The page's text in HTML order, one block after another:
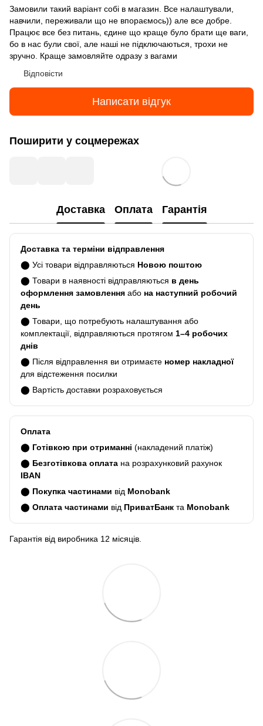
Замовили такий варіант собі в магазин. Все налаштували,
навчили, переживали що не впораємось)) але все добре.
Працює все без питань, єдине що краще було брати ще ваги,
бо в нас були свої, але наші не підключаються, трохи не
зручно. Краще замовляйте одразу з вагами
Відповісти
Написати відгук
Поширити у соцмережах
Доставка Оплата Гарантія
Доставка та терміни відправлення
⬤ Усі товари відправляються Новою поштою
⬤ Товари в наявності відправляються в день
оформлення замовлення або на наступний робочий
день
⬤ Товари, що потребують налаштування або
комплектації, відправляються протягом 1–4 робочих
днів
⬤ Після відправлення ви отримаєте номер накладної
для відстеження посилки
⬤ Вартість доставки розраховується
Оплата
⬤ Готівкою при отриманні (накладений платіж)
⬤ Безготівкова оплата на розрахунковий рахунок
IBAN
⬤ Покупка частинами від Monobank
⬤ Оплата частинами від ПриватБанк та Monobank
Гарантія від виробника 12 місяців.